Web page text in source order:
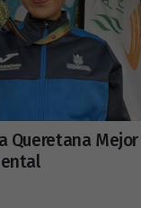
Queretana